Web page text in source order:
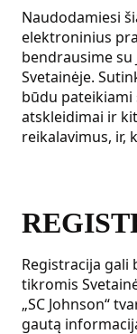
Naudodamiesi
elektroninius
bendrausime su
Svetainėje.
būdu pateikiami
atskleidimai ir
reikalavimus, ir,
Registracija
tikromis
„SC Johnson“
gautą